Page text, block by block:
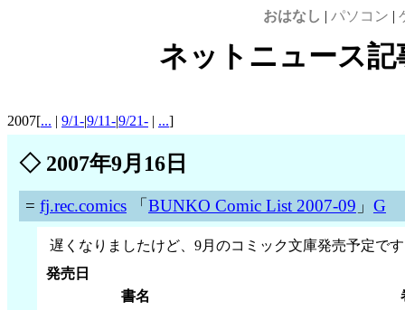
おはなし | パソコン |
ネットニュース記
2007[... | 9/1-|9/11-|9/21- | ...]
◇2007年9月16日
= fj.rec.comics「BUNKO Comic List 2007-09 」 G
遅くなりましたけど、9月のコミック文庫発売予定で
発売日
書名